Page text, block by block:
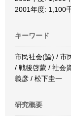
2001年度: 1,100
キーワード
市民社会(論) / 市
/ 戦後啓蒙 / 社会
義彦 / 松下圭一
研究概要